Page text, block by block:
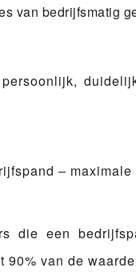
van bedrijfsmatig
– maximale
die een
90% van de